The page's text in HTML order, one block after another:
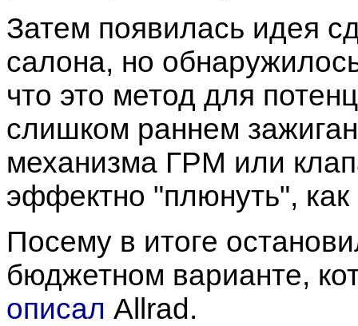
Затем появилась идея
салона, но
что это метод для
слишком раннем
механизма ГРМ или
эффектно "плюнуть", как
Посему в итоге
бюджетном варианте,
описал Allrad.